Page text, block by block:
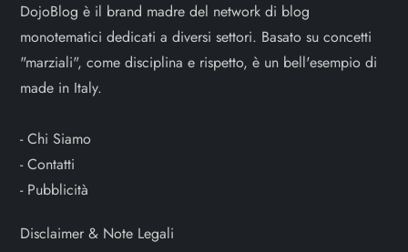
DojoBlog è il brand madre del network di blog
monotematici dedicati a diversi settori. Basato su concetti
"marziali", come disciplina e rispetto, è un bell'esempio di
made in Italy.
-Chi Siamo
-Contatti
- Pubblicità
Disclaimer & Note Legali